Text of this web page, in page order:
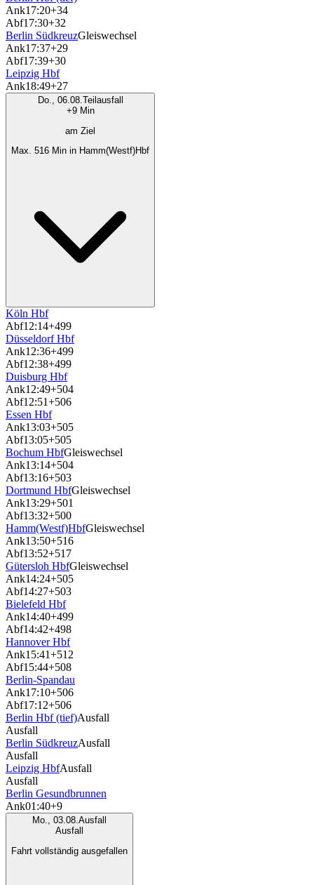
Ank17:20+34
Abf17:30+32
Berlin SüdkreuzGleiswechsel
Ank17:37+29
Abf17:39+30
Leipzig Hbf
Ank18:49+27
Do., 06.08.Teilausfall
+9 Min
am Ziel
Max. 516 Min in Hamm(Westf)Hbf
Köln Hbf
Abf12:14+499
Düsseldorf Hbf
Ank12:36+499
Abf12:38+499
Duisburg Hbf
Ank12:49+504
Abf12:51+506
Essen Hbf
Ank13:03+505
Abf13:05+505
Bochum HbfGleiswechsel
Ank13:14+504
Abf13:16+503
Dortmund HbfGleiswechsel
Ank13:29+501
Abf13:32+500
Hamm(Westf)HbfGleiswechsel
Ank13:50+516
Abf13:52+517
Gütersloh HbfGleiswechsel
Ank14:24+505
Abf14:27+503
Bielefeld Hbf
Ank14:40+499
Abf14:42+498
Hannover Hbf
Ank15:41+512
Abf15:44+508
Berlin-Spandau
Ank17:10+506
Abf17:12+506
Berlin Hbf (tief)Ausfall
Ausfall
Berlin SüdkreuzAusfall
Ausfall
Leipzig HbfAusfall
Ausfall
Berlin Gesundbrunnen
Ank01:40+9
Mo., 03.08.Ausfall
Ausfall
Fahrt vollständig ausgefallen